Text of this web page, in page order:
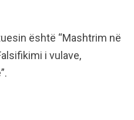
është “Mashtrim në
i vulave,